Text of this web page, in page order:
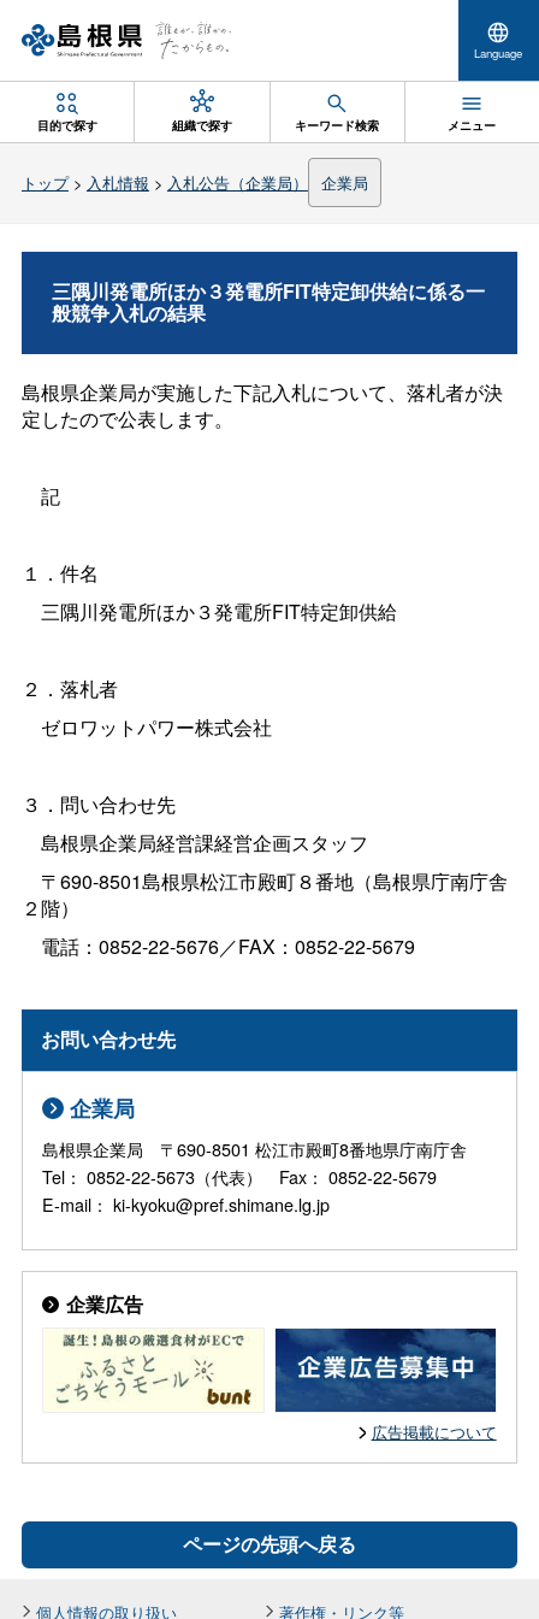
Language
目的で探す 組織で探す キーワード検索 メニュー
トップ> 入札情報 > 入札公告（企業局） 企業局
三隅川発電所ほか３発電所FIT特定卸供給に係る一
般競争入札の結果
島根県企業局が実施した下記入札について、落札者が決
定したので公表します。
記
１．件名
三隅川発電所ほか３発電所FIT特定卸供給
２．落札者
ゼロワットパワー株式会社
３．問い合わせ先
島根県企業局経営課経営企画スタッフ
〒690-8501島根県松江市殿町８番地（島根県庁南庁舎
２階）
電話：0852-22-5676／FAX：0852-22-5679
お問い合わせ先
企業局
島根県企業局 〒690-8501 松江市殿町8番地県庁南庁舎
Tel： 0852-22-5673（代表） Fax： 0852-22-5679
E-mail： ki-kyoku@pref.shimane.lg.jp
企業広告
広告掲載について
ページの先頭へ戻る
個人情報の取り扱い 著作権・リンク等